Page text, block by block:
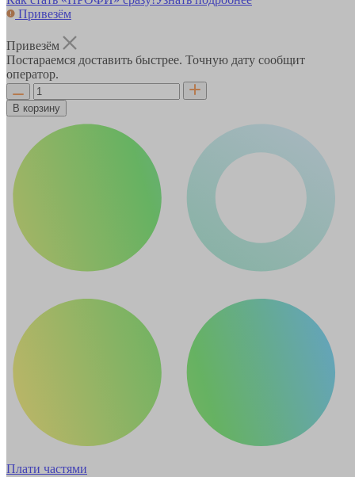
Привезём
Привезём
Постараемся доставить быстрее. Точную дату сообщит
оператор.
В корзину
Плати частями